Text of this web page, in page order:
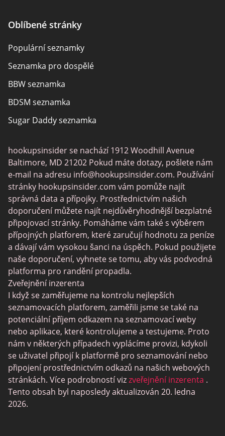
Zveřejnění affiliate partnerů
Mapa stránek
O nás
Oblíbené stránky
Populární seznamky
Seznamka pro dospělé
BBW seznamka
BDSM seznamka
Sugar Daddy seznamka
Senior seznamka
Gay seznamka
Lesbické randění
Černé seznamky
Fruzo
KinkyAds
Chatiw
HeatedAffairs
SwapFinder
Established Men
WellHello
Interracial Cupid
Uberhorny
Hornet
SexSearch
hookupsinsider se nachází 1912 Woodhill Avenue
Baltimore, MD 21202 Pokud máte dotazy, pošlete nám
e-mail na adresu info@hookupsinsider.com. Používání
stránky hookupsinsider.com vám pomůže najít
správná data a přípojky. Prostřednictvím našich
doporučení můžete najít nejdůvěryhodnější bezplatné
připojovací stránky. Pomáháme vám také s výběrem
přípojných platforem, které zaručují hodnotu za peníze
a dávají vám vysokou šanci na úspěch. Pokud použijete
naše doporučení, vyhnete se tomu, aby vás podvodná
platforma pro randění propadla.
Zveřejnění inzerenta
I když se zaměřujeme na kontrolu nejlepších
seznamovacích platforem, zaměřili jsme se také na
potenciální příjem odkazem na seznamovací weby
nebo aplikace, které kontrolujeme a testujeme. Proto
nám v některých případech vyplácíme provizi, kdykoli
se uživatel připojí k platformě pro seznamování nebo
připojení prostřednictvím odkazů na našich webových
stránkách. Více podrobností vizzveřejnění inzerenta .
Tento obsah byl naposledy aktualizován 20. ledna
2026.